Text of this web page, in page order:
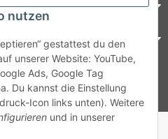
nutzen
gestattest du den
unserer Website: YouTube,
Ads, Google Tag
Du kannst die Einstellung
Icon links unten). Weitere
und in unserer
Lüllmann GmbH